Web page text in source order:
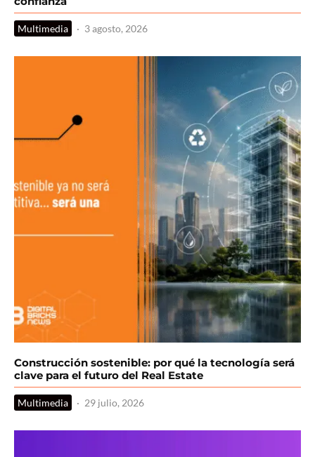
Multimedia · 3 agosto, 2026
Construcción sostenible: por qué la tecnología será
clave para el futuro del Real Estate
Multimedia · 29 julio, 2026